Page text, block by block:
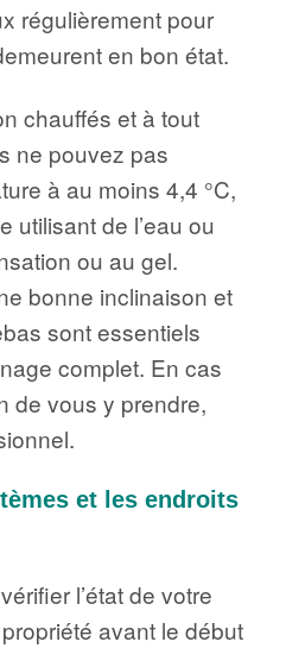
régulièrement pour
en bon état.
chauffés et à tout
ne pouvez pas
à au moins 4,4 °C,
utilisant de l’eau ou
ou au gel.
bonne inclinaison et
sont essentiels
complet. En cas
de vous y prendre,
et les endroits
l’état de votre
avant le début